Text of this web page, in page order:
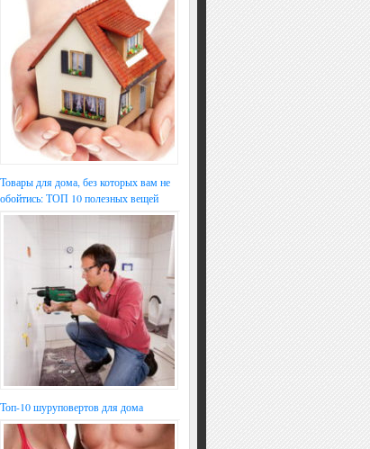
Товары для дома, без которых вам не
обойтись: ТОП 10 полезных вещей
Топ-10 шуруповертов для дома